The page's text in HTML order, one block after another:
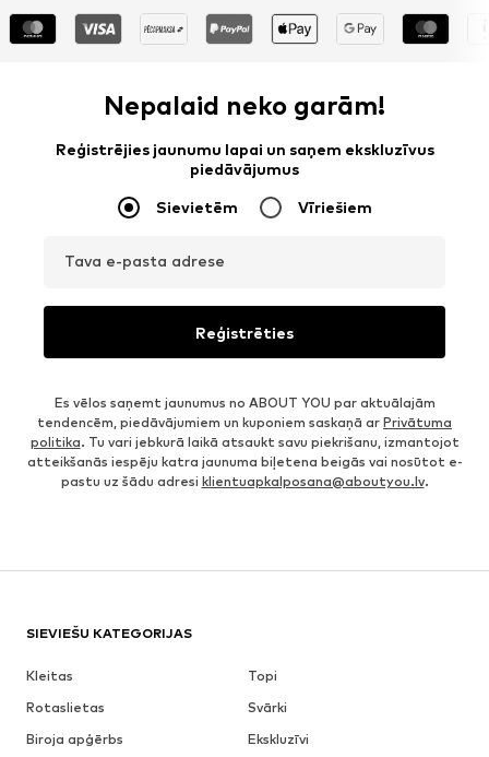
Nepalaid neko garām!
Reģistrējies jaunumu lapai un saņem ekskluzīvus
piedāvājumus
Sievietēm Vīriešiem
Tava e-pasta adrese
Reģistrēties
Es vēlos saņemt jaunumus no ABOUT YOU par aktuālajām
tendencēm, piedāvājumiem un kuponiem saskaņā ar Privātuma
politika. Tu vari jebkurā laikā atsaukt savu piekrišanu, izmantojot
atteikšanās iespēju katra jaunuma biļetena beigās vai nosūtot e-
pastu uz šādu adresi klientuapkalposana@aboutyou.lv.
SIEVIEŠU KATEGORIJAS
Kleitas
Topi
Rotaslietas
Svārki
Biroja apģērbs
Ekskluzīvi